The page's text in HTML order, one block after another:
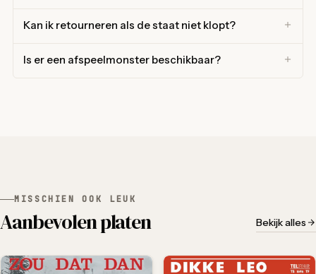
Kan ik retourneren als de staat niet klopt?
Is er een afspeelmonster beschikbaar?
MISSCHIEN OOK LEUK
Aanbevolen platen Bekijk alles